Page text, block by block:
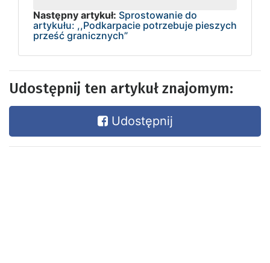
Następny artykuł: Sprostowanie do
artykułu: ,,Podkarpacie potrzebuje pieszych
prześć granicznych”
Udostępnij ten artykuł znajomym:
Udostępnij